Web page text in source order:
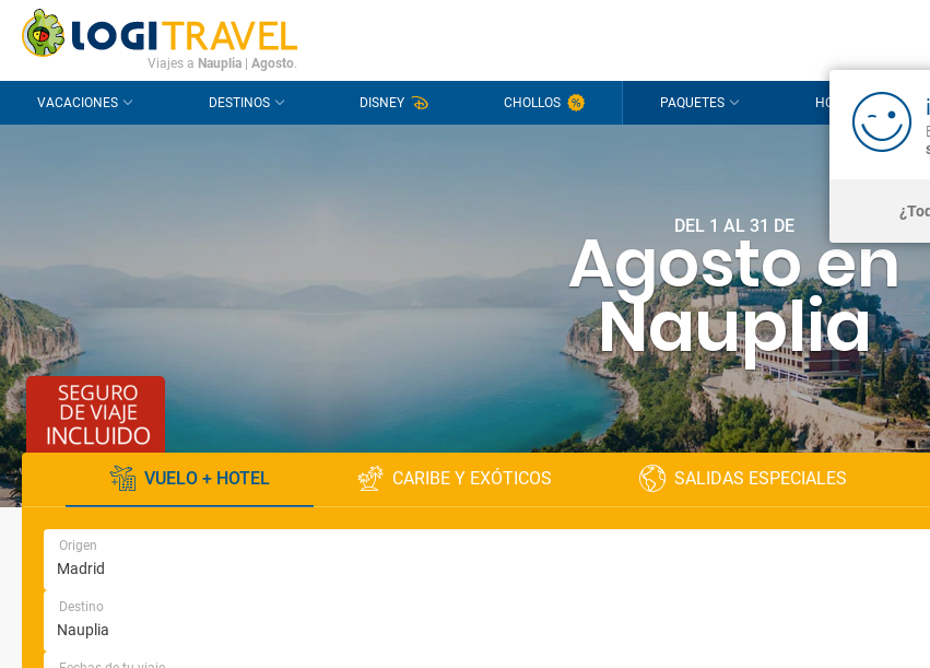
CONTACTO PREGUNTAS FRECUENTES
Viajes a Nauplia| Agosto.
VACACIONES DESTINOS DISNEY CHOLLOS PAQUETES HOTELES
DEL 1 AL 31 DE
Agosto en
Nauplia
VUELO + HOTEL CARIBE Y EXÓTICOS SALIDAS ESPECIALES
Origen
Destino